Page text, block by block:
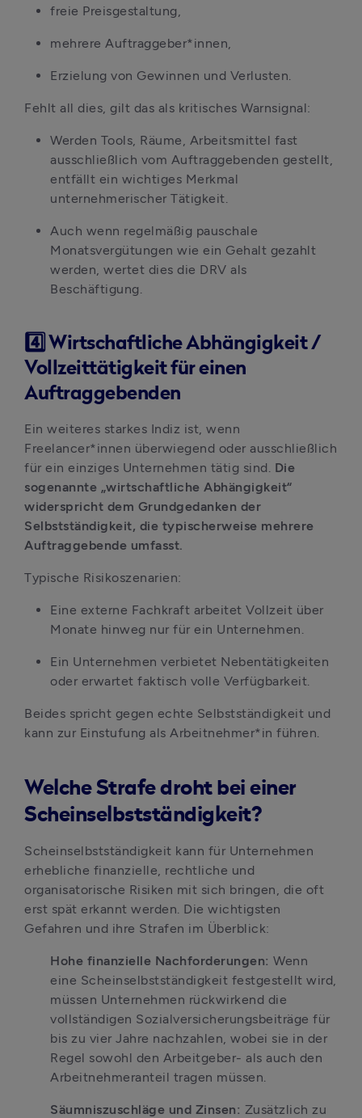
freie Preisgestaltung,
mehrere Auftraggeber*innen,
Erzielung von Gewinnen und Verlusten.
Fehlt all dies, gilt das als kritisches Warnsignal:
Werden Tools, Räume, Arbeitsmittel fast
ausschließlich vom Auftraggebenden gestellt,
entfällt ein wichtiges Merkmal
unternehmerischer Tätigkeit.
Auch wenn regelmäßig pauschale
Monatsvergütungen wie ein Gehalt gezahlt
werden, wertet dies die DRV als
Beschäftigung.
4️⃣ Wirtschaftliche Abhängigkeit /
Vollzeittätigkeit für einen
Auftraggebenden
Ein weiteres starkes Indiz ist, wenn
Freelancer*innen überwiegend oder ausschließlich
für ein einziges Unternehmen tätig sind. Die
sogenannte „wirtschaftliche Abhängigkeit“
widerspricht dem Grundgedanken der
Selbstständigkeit, die typischerweise mehrere
Auftraggebende umfasst.
Typische Risikoszenarien:
Eine externe Fachkraft arbeitet Vollzeit über
Monate hinweg nur für ein Unternehmen.
Ein Unternehmen verbietet Nebentätigkeiten
oder erwartet faktisch volle Verfügbarkeit.
Beides spricht gegen echte Selbstständigkeit und
kann zur Einstufung als Arbeitnehmer*in führen.
Welche Strafe droht bei einer
Scheinselbstständigkeit?
Scheinselbstständigkeit kann für Unternehmen
erhebliche finanzielle, rechtliche und
organisatorische Risiken mit sich bringen, die oft
erst spät erkannt werden. Die wichtigsten
Gefahren und ihre Strafen im Überblick:
Hohe finanzielle Nachforderungen: Wenn
eine Scheinselbstständigkeit festgestellt wird,
müssen Unternehmen rückwirkend die
vollständigen Sozialversicherungsbeiträge für
bis zu vier Jahre nachzahlen, wobei sie in der
Regel sowohl den Arbeitgeber- als auch den
Arbeitnehmeranteil tragen müssen.
Säumniszuschläge und Zinsen: Zusätzlich zu